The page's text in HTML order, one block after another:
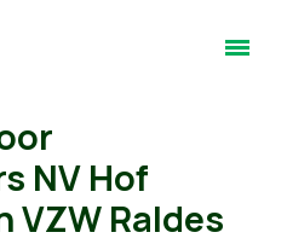
NV Hof
VZW Raldes